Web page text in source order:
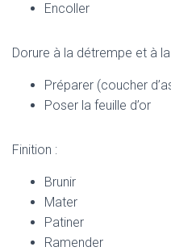
Encoller
Dorure à la détrempe et à la
Préparer (coucher
Poser la feuille d’or
Finition :
Brunir
Mater
Patiner
Ramender